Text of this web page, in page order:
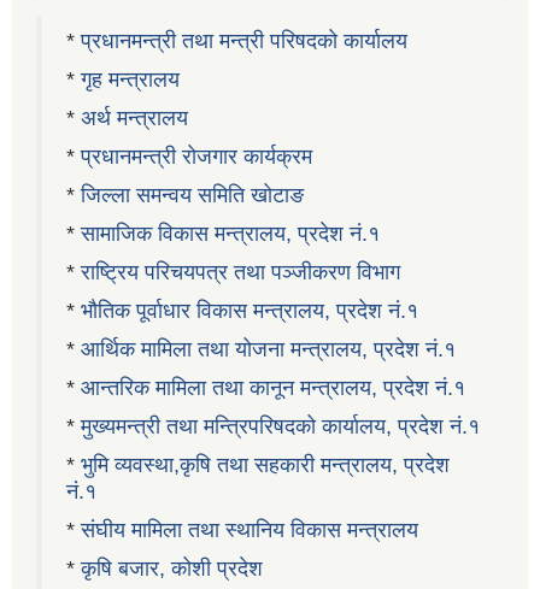
*प्रधानमन्त्री तथा मन्त्री परिषदको कार्यालय
*गृह मन्त्रालय
* अर्थ मन्त्रालय
*प्रधानमन्त्री रोजगार कार्यक्रम
*जिल्ला समन्वय समिति खोटाङ
*सामाजिक विकास मन्त्रालय, प्रदेश नं.१
*राष्ट्रिय परिचयपत्र तथा पञ्जीकरण विभाग
* भौतिक पूर्वाधार विकास मन्त्रालय, प्रदेश नं.१
* आर्थिक मामिला तथा योजना मन्त्रालय, प्रदेश नं.१
* आन्तरिक मामिला तथा कानून मन्त्रालय, प्रदेश नं.१
*मुख्यमन्त्री तथा मन्त्रिपरिषदको कार्यालय, प्रदेश नं.१
* भुमि व्यवस्था,कृषि तथा सहकारी मन्त्रालय, प्रदेश
नं.१
*संघीय मामिला तथा स्थानिय विकास मन्त्रालय
*कृषि बजार, कोशी प्रदेश